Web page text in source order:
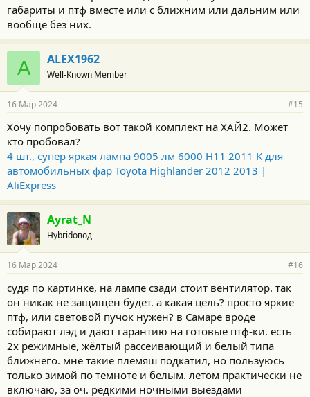
габариты и птф вместе или с ближним или дальним или
вообще без них.
A ALEX1962
Well-Known Member
16 Мар 2024 #15
Хочу попробовать вот такой комплект на ХАЙ2. Может
кто пробовал?
4 шт., супер яркая лампа 9005 лм 6000 H11 2011 K для
автомобильных фар Toyota Highlander 2012 2013 |
AliExpress
Ayrat_N
Hybridовод
16 Мар 2024 #16
судя по картинке, на лампе сзади стоит вентилятор. так
он никак не защищён будет. а какая цель? просто яркие
птф, или световой пучок нужен? в Самаре вроде
собирают лэд и дают гарантию на готовые птф-ки. есть
2х режимные, жёлтый рассеивающий и белый типа
ближнего. мне такие племяш подкатил, но пользуюсь
только зимой по темноте и белым. летом практически не
включаю, за оч. редкими ночными выездами